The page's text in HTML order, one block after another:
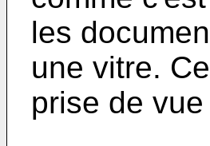
les
une vitre.
prise de